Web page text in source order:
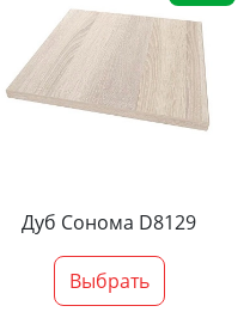
Дуб Сонома D8129
Выбрать